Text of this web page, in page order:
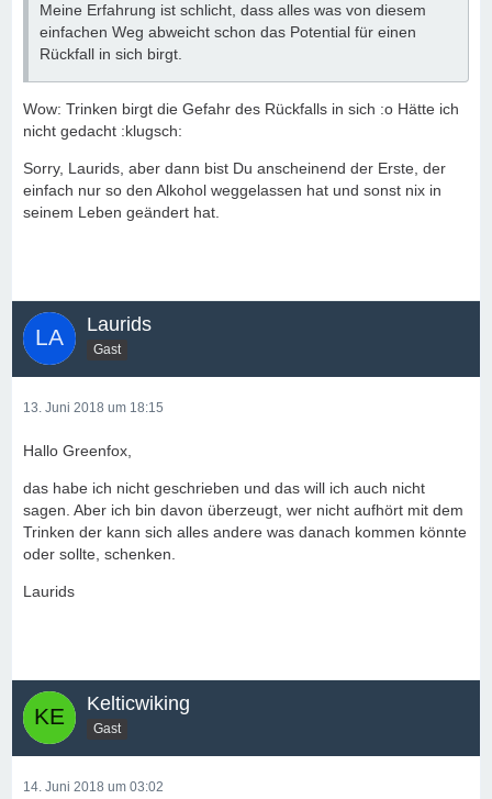
Meine Erfahrung ist schlicht, dass alles was von diesem
einfachen Weg abweicht schon das Potential für einen
Rückfall in sich birgt.
Wow: Trinken birgt die Gefahr des Rückfalls in sich :o Hätte ich
nicht gedacht :klugsch:
Sorry, Laurids, aber dann bist Du anscheinend der Erste, der
einfach nur so den Alkohol weggelassen hat und sonst nix in
seinem Leben geändert hat.
Laurids
Gast
13. Juni 2018 um 18:15
Hallo Greenfox,
das habe ich nicht geschrieben und das will ich auch nicht
sagen. Aber ich bin davon überzeugt, wer nicht aufhört mit dem
Trinken der kann sich alles andere was danach kommen könnte
oder sollte, schenken.
Laurids
Kelticwiking
Gast
14. Juni 2018 um 03:02